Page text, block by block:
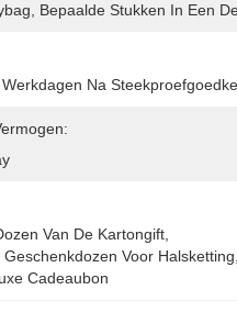
Bepaalde Stukken In Een
Na
Van De Kartongift
Voor Halsketting
Cadeaubon